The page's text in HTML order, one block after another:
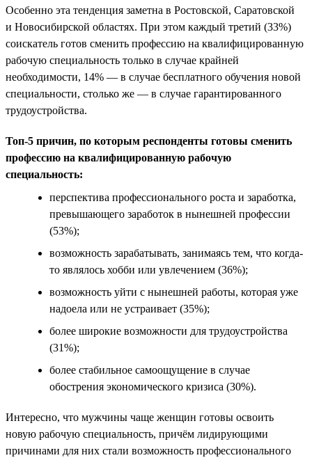
Особенно эта тенденция заметна в Ростовской, Саратовской
и Новосибирской областях. При этом каждый третий (33%)
соискатель готов сменить профессию на квалифицированную
рабочую специальность только в случае крайней
необходимости, 14% — в случае бесплатного обучения новой
специальности, столько же — в случае гарантированного
трудоустройства.
Топ-5 причин, по которым респонденты готовы сменить
профессию на квалифицированную рабочую
специальность:
перспектива профессионального роста и заработка,
превышающего заработок в нынешней профессии
(53%);
возможность зарабатывать, занимаясь тем, что когда-
то являлось хобби или увлечением (36%);
возможность уйти с нынешней работы, которая уже
надоела или не устраивает (35%);
более широкие возможности для трудоустройства
(31%);
более стабильное самоощущение в случае
обострения экономического кризиса (30%).
Интересно, что мужчины чаще женщин готовы освоить
новую рабочую специальность, причём лидирующими
причинами для них стали возможность профессионального